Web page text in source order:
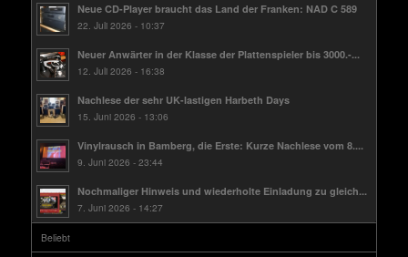
Neue CD-Player braucht das Land der Franken: NAD C 589
22. Juli 2026 - 10:37
Neuer Anwärter in der Klasse der Plattenspieler bis 3000.-...
12. Juli 2026 - 16:38
Nachlese der sehr UK-lastigen Harbeth Days
15. Juni 2026 - 13:06
Vinylrausch in Bamberg, die Erste: Kurze Nachlese vom 8....
9. Juni 2026 - 23:44
Nochmaliger Hinweis und wiederholte Einladung zu gleich...
7. Juni 2026 - 14:27
Beliebt